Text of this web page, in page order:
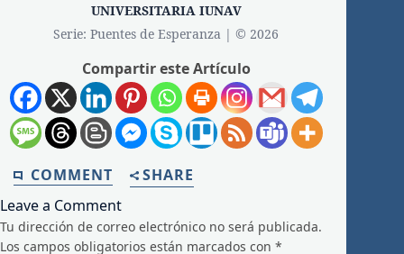
UNIVERSITARIA IUNAV
Serie: Puentes de Esperanza | © 2026
Compartir este Artículo
COMMENT
SHARE
Leave a Comment
Tu dirección de correo electrónico no será publicada.
Los campos obligatorios están marcados con *